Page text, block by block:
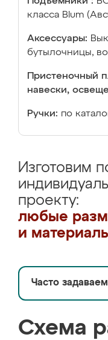
класса Blum
Аксессуары:
бутылочницы,
Пристеночный
навески,
Ручки: по
Изготовим
проекту:
любые
и
Часто
Схема